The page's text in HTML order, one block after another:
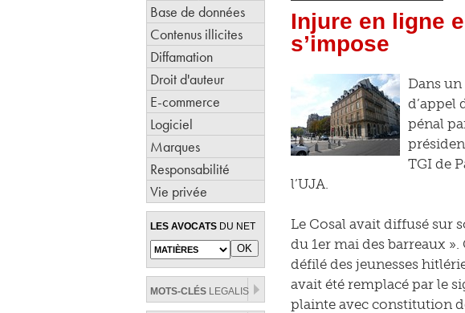
Base de données
Contenus illicites
Diffamation
Droit d'auteur
E-commerce
Logiciel
Marques
Responsabilité
Vie privée
LES AVOCATS DU NET
MOTS-CLÉS LEGALIS
Injure en ligne
s’impose
Dans un
d’appel
pénal
TGI de
l’UJA.
Le Cosal avait diffusé sur
du 1er mai des barreaux
défilé des jeunesses
avait été remplacé par le
plainte avec constitution